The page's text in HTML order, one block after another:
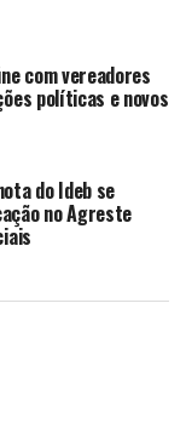
com vereadores
políticas e novos
do Ideb se
no Agreste